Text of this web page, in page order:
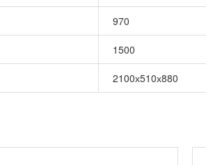
970
1500
2100х510х880